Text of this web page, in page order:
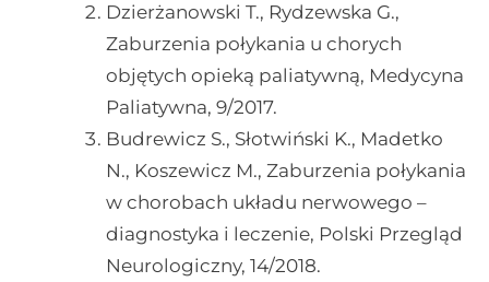
Dzierżanowski T., Rydzewska G.,
Zaburzenia połykania u chorych
objętych opieką paliatywną, Medycyna
Paliatywna, 9/2017.
Budrewicz S., Słotwiński K., Madetko
N., Koszewicz M., Zaburzenia połykania
w chorobach układu nerwowego –
diagnostyka i leczenie, Polski Przegląd
Neurologiczny, 14/2018.